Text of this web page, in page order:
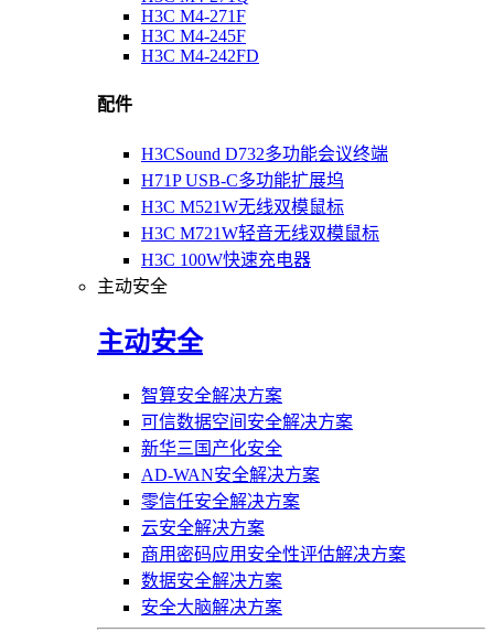
H3C M4-271F
H3C M4-245F
H3C M4-242FD
配件
H3CSound D732多功能会议终端
H71P USB-C多功能扩展坞
H3C M521W无线双模鼠标
H3C M721W轻音无线双模鼠标
H3C 100W快速充电器
主动安全
主动安全
智算安全解决方案
可信数据空间安全解决方案
新华三国产化安全
AD-WAN安全解决方案
零信任安全解决方案
云安全解决方案
商用密码应用安全性评估解决方案
数据安全解决方案
安全大脑解决方案